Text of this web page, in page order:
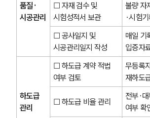
품질·
시공관리
☐ 자재 검수 및
시험성적서 보관
불량 자
·시험
☐ 공사일지 및
시공관리일지 작성
매일 기
입증자
하도급
관리
☐ 하도급 계약 적법
여부 검토
무등록
재하도
☐ 하도급 비율 관리
전부·
여부 확